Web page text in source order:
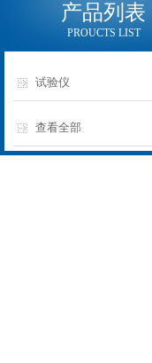
产品列表
PROUCTS LIST
试验仪
查看全部